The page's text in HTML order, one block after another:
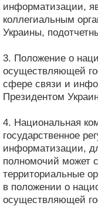
информатизации,
коллегиальным
Украины,
3. Положение о
осуществляющей
сфере связи и
Президентом
4. Национальная
государственное
информатизации,
полномочий может
территориальные
в положении о
осуществляющей